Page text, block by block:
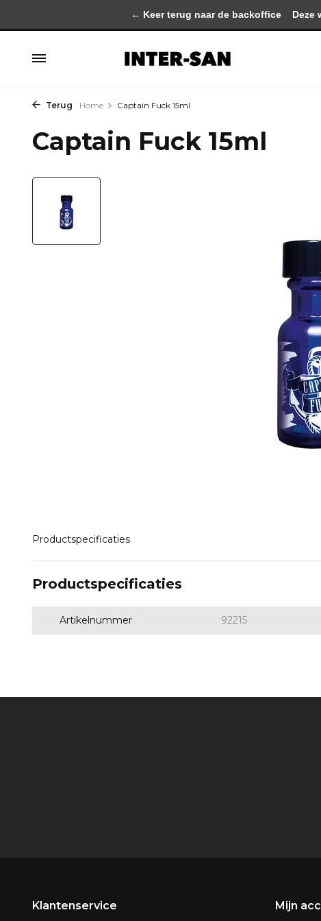
Terug Home Captain Fuck 15ml
Captain Fuck 15ml
Productspecificaties
Productspecificaties
Artikelnummer 92215
Klantenservice Mijn
← Keer terug naar de backoffice Deze